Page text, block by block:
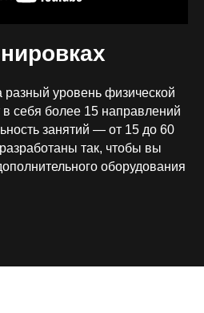
разный уровень физической
себя более 15 направлений
занятий — от 15 до 60
так, чтобы вы
оборудования